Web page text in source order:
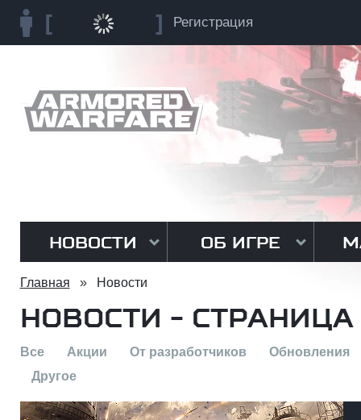
Регистрация
НОВОСТИ ОБ ИГРЕ
Главная » Новости
НОВОСТИ - СТРАНИЦА
Все Акции От разработчиков
Обновления
Другое